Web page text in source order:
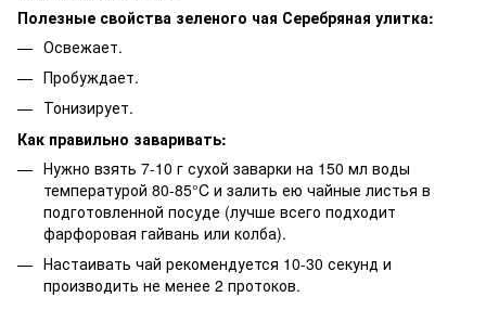
Полезные свойства зеленого чая Серебряная улитка:
Освежает.
Пробуждает.
Тонизирует.
Как правильно заваривать:
Нужно взять 7-10 г сухой заварки на 150 мл воды
температурой 80-85°C и залить ею чайные листья в
подготовленной посуде (лучше всего подходит
фарфоровая гайвань или колба).
Настаивать чай рекомендуется 10-30 секунд и
производить не менее 2 протоков.